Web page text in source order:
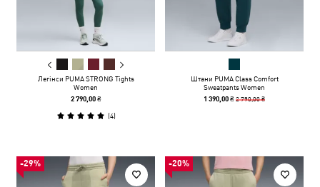
Легінси PUMA STRONG Tights
Women
2 790,00 ₴
(4)
Штани PUMA Class Comfort
Sweatpants Women
1 390,00 ₴2 790,00 ₴
-29% -20%